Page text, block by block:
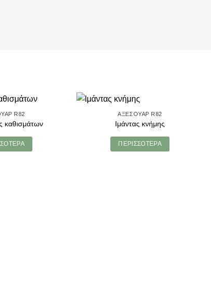
R82
καθισμάτων
ΑΞΕΣΟΥΆΡ R82
Ιμάντας κνήμης
ΠΕΡΙΣΣΌΤΕΡΑ